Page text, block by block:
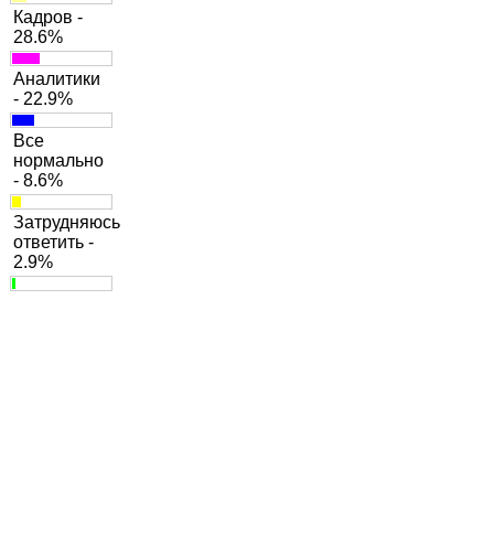
Кадров -
28.6%
Аналитики
- 22.9%
Все
нормально
- 8.6%
Затрудняюсь
ответить -
2.9%